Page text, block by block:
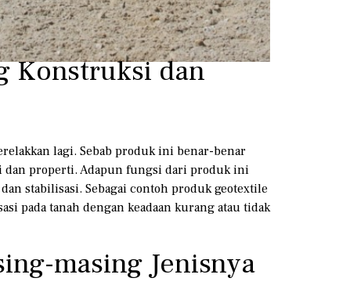
Konstruksi dan
lagi. Sebab produk ini benar-benar
dan properti. Adapun fungsi dari produk ini
stabilisasi. Sebagai contoh produk geotextile
pada tanah dengan keadaan kurang atau tidak
masing Jenisnya